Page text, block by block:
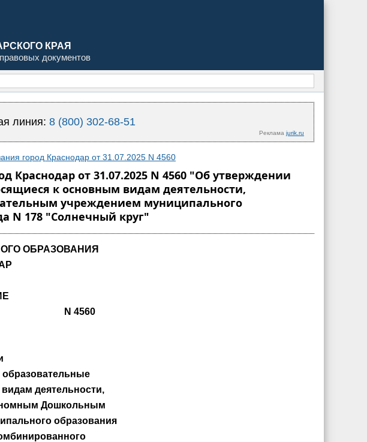
КРАЯ
документов
линия: 8 (800) 302-68-51
Реклама jurik.ru
город Краснодар от 31.07.2025 N 4560
от 31.07.2025 N 4560 "Об утверждении
к основным видам деятельности,
учреждением муниципального
N 178 "Солнечный круг"
ОБРАЗОВАНИЯ
N 4560
деятельности,
Дошкольным
образования